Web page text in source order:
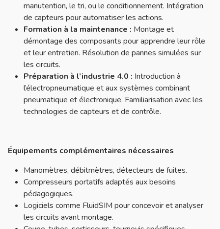
manutention, le tri, ou le conditionnement. Intégration
de capteurs pour automatiser les actions.
Formation à la maintenance : Montage et
démontage des composants pour apprendre leur rôle
et leur entretien. Résolution de pannes simulées sur
les circuits.
Préparation à l’industrie 4.0 : Introduction à
l’électropneumatique et aux systèmes combinant
pneumatique et électronique. Familiarisation avec les
technologies de capteurs et de contrôle.
Équipements complémentaires nécessaires
Manomètres, débitmètres, détecteurs de fuites.
Compresseurs portatifs adaptés aux besoins
pédagogiques.
Logiciels comme FluidSIM pour concevoir et analyser
les circuits avant montage.